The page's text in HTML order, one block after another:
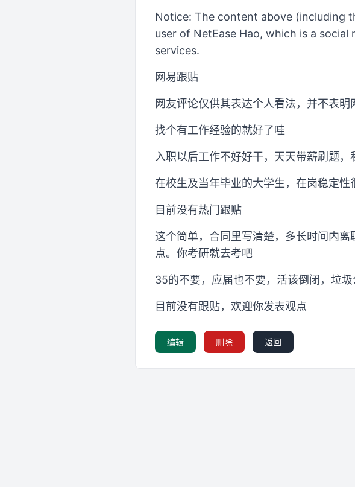
Notice: The content above (including
user of NetEase Hao, which is a
services.
网易跟贴
网友评论仅供其表达个人看法，并不表明
找个有工作经验的就好了哇
入职以后工作不好好干，天天带薪刷题，
在校生及当年毕业的大学生，在岗稳定性
目前没有热门跟贴
这个简单，合同里写清楚，多长时间内
点。你考研就去考吧
35的不要，应届也不要，活该倒闭，垃
目前没有跟贴，欢迎你发表观点
编辑 删除 返回